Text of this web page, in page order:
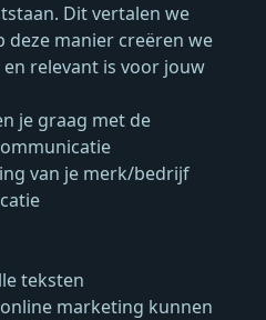
Dit vertalen we
deze manier creëren we
relevant is voor jouw
je graag met de
van je merk/bedrijf
teksten
marketing kunnen